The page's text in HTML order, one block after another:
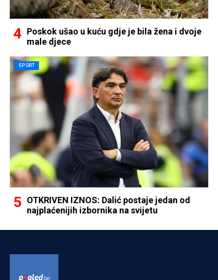
Poskok ušao u kuću gdje je bila žena i dvoje
male djece
SPORT
OTKRIVEN IZNOS: Dalić postaje jedan od
najplaćenijih izbornika na svijetu